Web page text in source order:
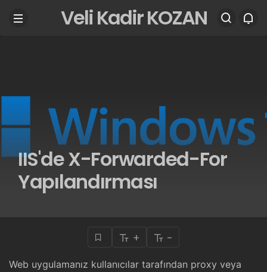
Veli Kadir KOZAN
IIS'de X-Forwarded-For
Yapılandırması
+ -
Web uygulamanız kullanıcılar tarafından proxy veya